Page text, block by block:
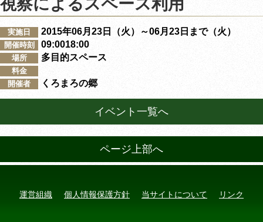
視察によるスペース利用
実施日 2015年06月23日（火）～06月23日まで（火）
開催時刻 09:0018:00
場所 多目的スペース
料金
開催者
くろまろの郷
イベント一覧へ
ページ上部へ
運営組織 個人情報保護方針 当サイトについて リンク